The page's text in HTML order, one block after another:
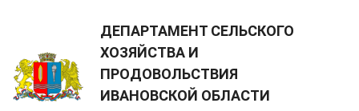
ДЕПАРТАМЕНТ СЕЛЬСКОГО
ХОЗЯЙСТВА И
ПРОДОВОЛЬСТВИЯ
ИВАНОВСКОЙ ОБЛАСТИ